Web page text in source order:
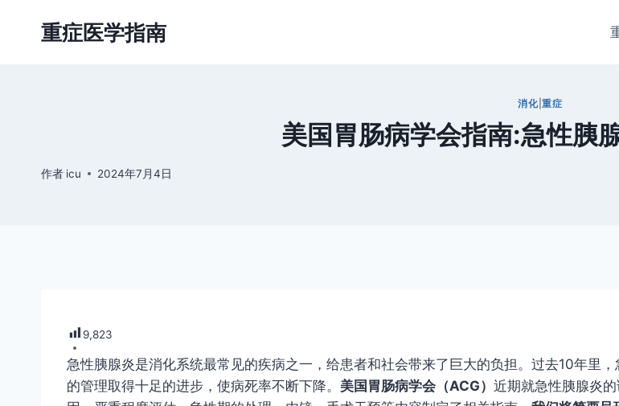
重症医学指南
消化|重症
美国胃肠病学会指南:急性胰
作者 icu 2024年7月4日
9,823
急性胰腺炎是消化系统最常见的疾病之一，给患者和社会带来了巨大的负担。过去10年里，
的管理取得十足的进步，使病死率不断下降。 美国胃肠病学会（ACG） 近期就急性胰腺炎